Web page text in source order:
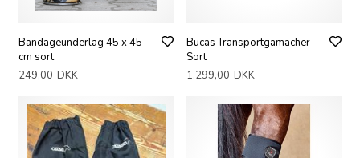
Bandageunderlag 45 x 45
cm sort
249,00 DKK
Bucas Transportgamacher
Sort
1.299,00 DKK